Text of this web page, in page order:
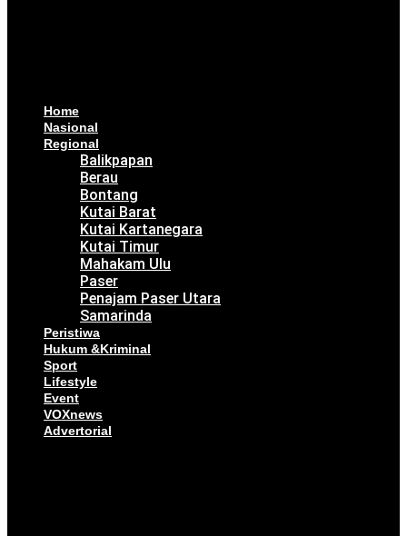
Home
Nasional
Regional
Balikpapan
Berau
Bontang
Kutai Barat
Kutai Kartanegara
Kutai Timur
Mahakam Ulu
Paser
Penajam Paser Utara
Samarinda
Peristiwa
Hukum &Kriminal
Sport
Lifestyle
Event
VOXnews
Advertorial